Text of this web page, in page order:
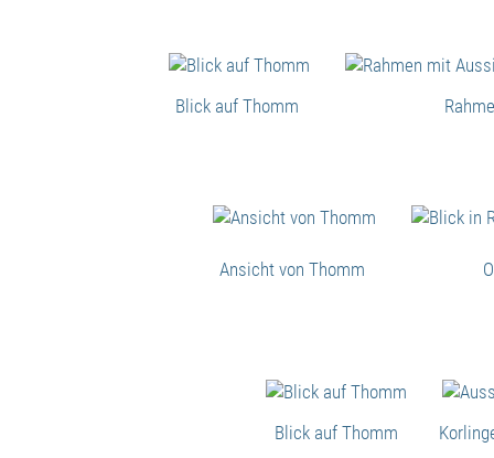
Blick auf Thomm
Ansicht von Thomm
Blick auf Thomm